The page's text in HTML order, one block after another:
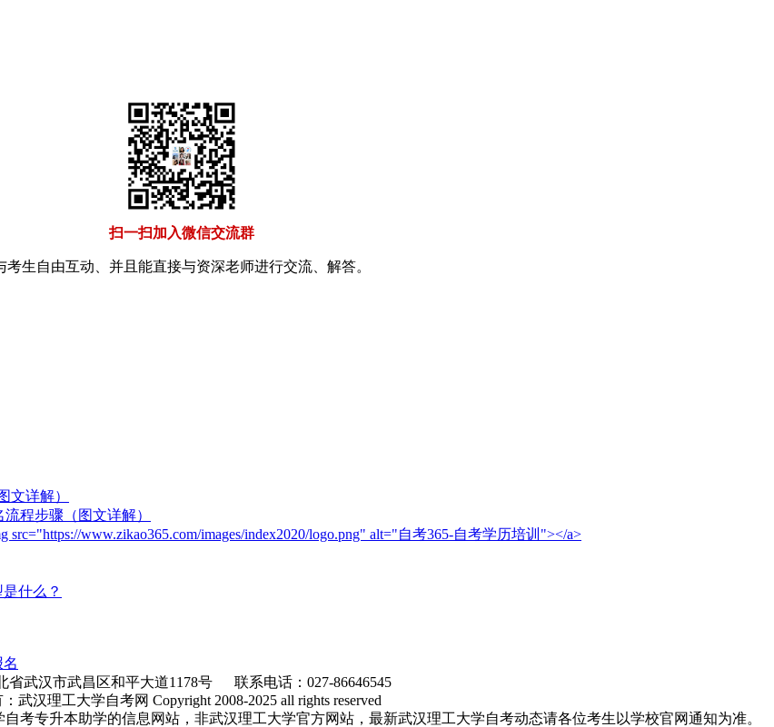
扫一扫加入微信交流群
考生自由互动、并且能直接与资深老师进行交流、解答。
文详解）
程步骤（图文详解）
www.zikao365.com/images/index2020/logo.png" alt="自考365-自考学历培训"></a>
什么？
名
省武汉市武昌区和平大道1178号 联系电话：027-86646545
武汉理工大学自考网 Copyright 2008-2025 all rights reserved
考专升本助学的信息网站，非武汉理工大学官方网站，最新武汉理工大学自考动态请各位考生以学校官网通知为准。